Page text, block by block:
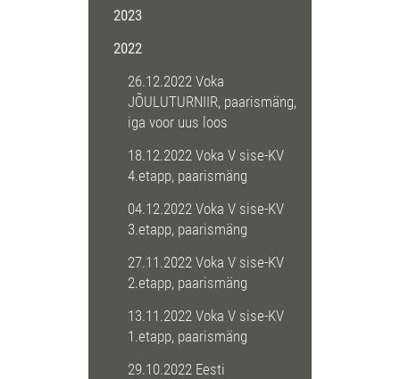
2023
2022
26.12.2022 Voka
JÕULUTURNIIR, paarismäng,
iga voor uus loos
18.12.2022 Voka V sise-KV
4.etapp, paarismäng
04.12.2022 Voka V sise-KV
3.etapp, paarismäng
27.11.2022 Voka V sise-KV
2.etapp, paarismäng
13.11.2022 Voka V sise-KV
1.etapp, paarismäng
29.10.2022 Eesti